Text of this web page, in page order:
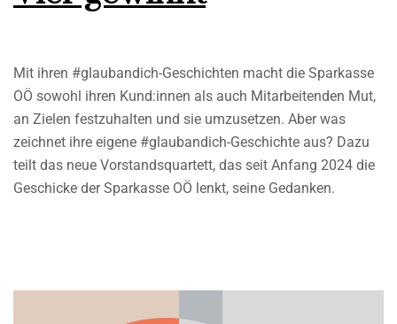
Mit ihren #glaubandich-Geschichten macht die Sparkasse
OÖ sowohl ihren Kund:innen als auch Mitarbeitenden Mut,
an Zielen festzuhalten und sie umzusetzen. Aber was
zeichnet ihre eigene #glaubandich-Geschichte aus? Dazu
teilt das neue Vorstandsquartett, das seit Anfang 2024 die
Geschicke der Sparkasse OÖ lenkt, seine Gedanken.